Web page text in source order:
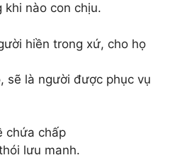
khi nào con chịu.
hiền trong xứ, cho họ
sẽ là người được phục vụ
chứa chấp
lưu manh.